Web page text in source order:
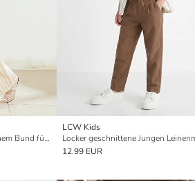
Gestreifte Hosen mit elastischem Bund für Mädchen
LCW Kids
12.99 EUR